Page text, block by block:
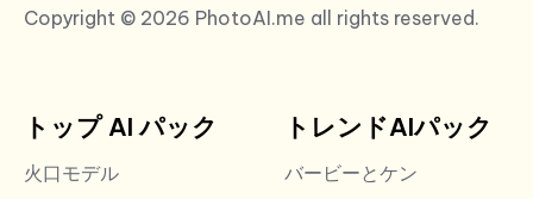
Copyright © 2026 PhotoAI.me all rights reserved.
トップ AI パック
火口モデル
トレンドAIパック
バービーとケン